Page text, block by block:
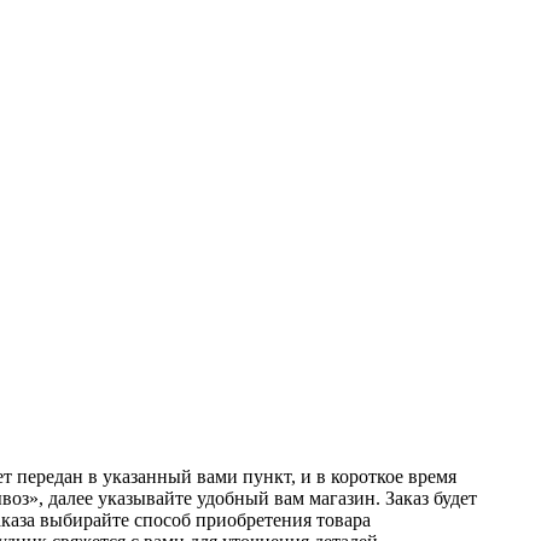
передан в указанный вами пункт, и в короткое время
далее указывайте удобный вам магазин. Заказ будет
выбирайте способ приобретения товара